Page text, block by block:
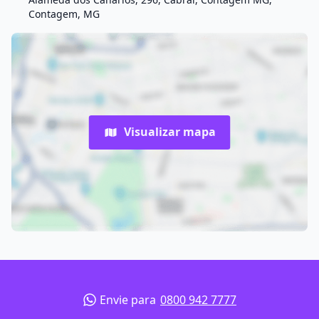
Contagem, MG
Visualizar mapa
Envie para 0800 942 7777